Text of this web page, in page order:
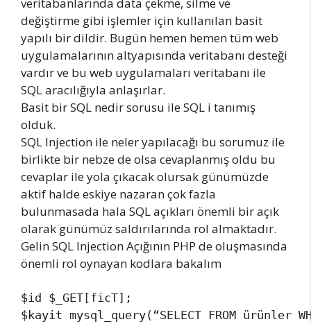
değiştirme gibi işlemler için kullanılan basit
yapılı bir dildir. Bugün hemen hemen tüm web
uygulamalarının altyapısında veritabanı desteği
vardır ve bu web uygulamaları veritabanı ile
SQL aracılığıyla anlaşırlar.
Basit bir SQL nedir sorusu ile SQL i tanımış
olduk.
SQL Injection ile neler yapılacağı bu sorumuz ile
birlikte bir nebze de olsa cevaplanmış oldu bu
cevaplar ile yola çıkacak olursak günümüzde
aktif halde eskiye nazaran çok fazla
bulunmasada hala SQL açıkları önemli bir açık
olarak günümüz saldırılarında rol almaktadır.
Gelin SQL Injection Açığının PHP de oluşmasında
önemli rol oynayan kodlara bakalım
$id $_GET[ficT];
$kayit mysql_query(“SELECT FROM ürünler